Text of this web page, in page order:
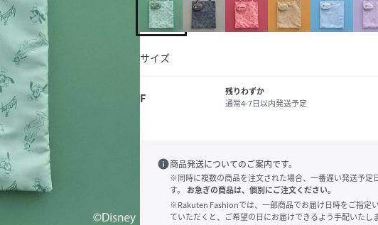
サイズ
F
残りわずか
通常4-7日以内発送予定
info商品発送についてのご案内です。
※同時に複数の商品を注文された場合、一番遅い発送予定
す。
お急ぎの商品は、個別にご注文ください。
※Rakuten Fashionでは、一部商品でお届け日時をご指定
ていただくと、ご希望の日にお届けできるよう手配いたしま